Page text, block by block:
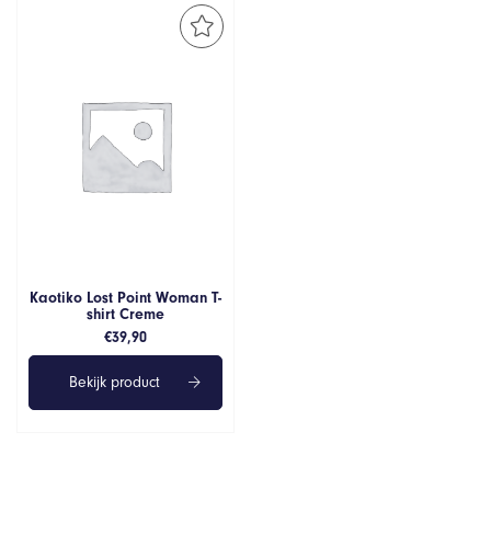
Kaotiko Lost Point Woman T-
shirt Creme
€39,90
Bekijk product